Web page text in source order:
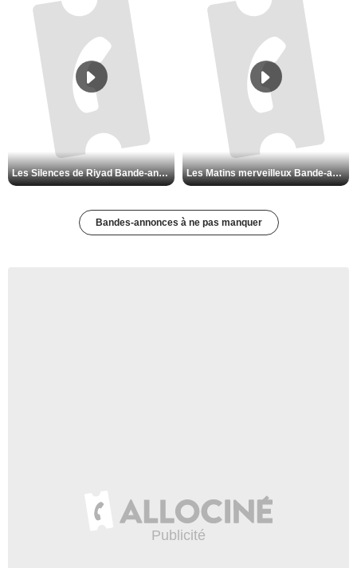
Les Silences de Riyad Bande-annonce VO STFR Les Matins merveilleux Bande-annonce VF
Bandes-annonces à ne pas manquer